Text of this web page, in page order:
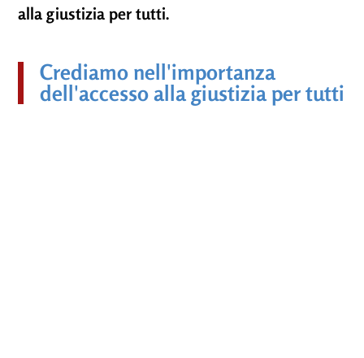
alla giustizia per tutti.
Crediamo nell'importanza
dell'accesso alla giustizia per tutti